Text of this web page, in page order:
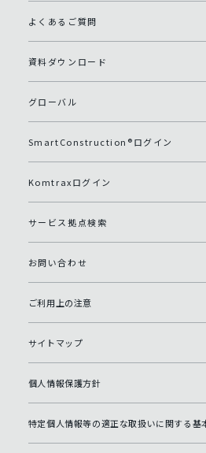
よくあるご質問
資料ダウンロード
グローバル
SmartConstruction®ログイン
Komtraxログイン
サービス拠点検索
お問い合わせ
ご利用上の注意
サイトマップ
個人情報保護方針
特定個人情報等の適正な取扱いに関する基